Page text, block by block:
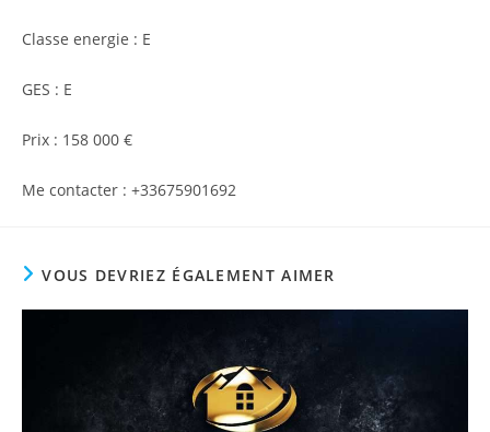
Classe energie : E
GES : E
Prix : 158 000 €
Me contacter : +33675901692
VOUS DEVRIEZ ÉGALEMENT AIMER